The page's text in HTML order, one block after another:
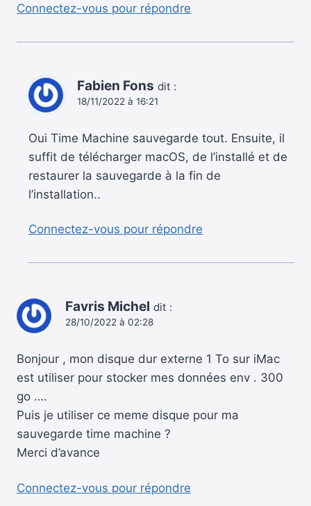
Connectez-vous pour répondre
Fabien Fons dit :
18/11/2022 à 16:21
Oui Time Machine sauvegarde tout. Ensuite, il
suffit de télécharger macOS, de l’installé et de
restaurer la sauvegarde à la fin de
l’installation..
Connectez-vous pour répondre
Favris Michel dit :
28/10/2022 à 02:28
Bonjour , mon disque dur externe 1 To sur iMac
est utiliser pour stocker mes données env . 300
go ….
Puis je utiliser ce meme disque pour ma
sauvegarde time machine ?
Merci d’avance
Connectez-vous pour répondre